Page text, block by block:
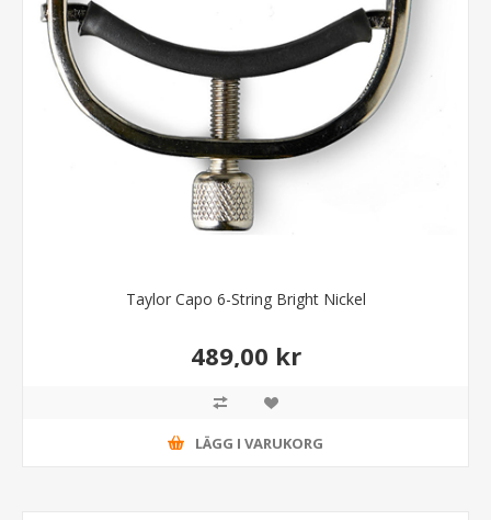
Taylor Capo 6-String Bright Nickel
489,00 kr
LÄGG I VARUKORG